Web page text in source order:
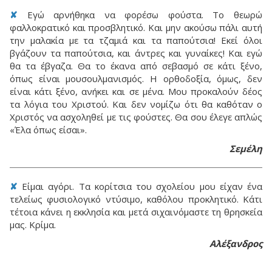
✘ Εγώ αρνήθηκα να φορέσω φούστα. Το θεωρώ
φαλλοκρατικό και προσβλητικό. Και μην ακούσω πάλι αυτή
την μαλακία με τα τζαμιά και τα παπούτσια! Εκεί όλοι
βγάζουν τα παπούτσια, και άντρες και γυναίκες! Και εγώ
θα τα έβγαζα. Θα το έκανα από σεβασμό σε κάτι ξένο,
όπως είναι μουσουλμανισμός. Η ορθοδοξία, όμως, δεν
είναι κάτι ξένο, ανήκει και σε μένα. Μου προκαλούν δέος
τα λόγια του Χριστού. Και δεν νομίζω ότι θα καθόταν ο
Χριστός να ασχοληθεί με τις φούστες. Θα σου έλεγε απλώς
«Έλα όπως είσαι».
Σεμέλη
✘ Είμαι αγόρι. Τα κορίτσια του σχολείου μου είχαν ένα
τελείως φυσιολογικό ντύσιμο, καθόλου προκλητικό. Κάτι
τέτοια κάνει η εκκλησία και μετά σιχαινόμαστε τη θρησκεία
μας. Κρίμα.
Αλέξανδρος